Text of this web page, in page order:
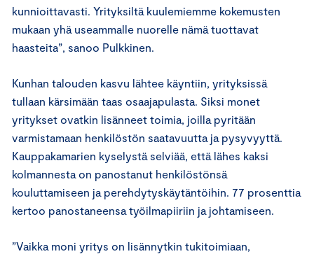
kunnioittavasti. Yrityksiltä kuulemiemme kokemusten
mukaan yhä useammalle nuorelle nämä tuottavat
haasteita”, sanoo Pulkkinen.
Kunhan talouden kasvu lähtee käyntiin, yrityksissä
tullaan kärsimään taas osaajapulasta. Siksi monet
yritykset ovatkin lisänneet toimia, joilla pyritään
varmistamaan henkilöstön saatavuutta ja pysyvyyttä.
Kauppakamarien kyselystä selviää, että lähes kaksi
kolmannesta on panostanut henkilöstönsä
kouluttamiseen ja perehdytyskäytäntöihin. 77 prosenttia
kertoo panostaneensa työilmapiiriin ja johtamiseen.
”Vaikka moni yritys on lisännytkin tukitoimiaan,